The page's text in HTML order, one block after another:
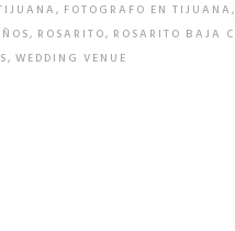
, FOTOGRAFO EN TIJUANA,
, ROSARITO, ROSARITO BAJA
, WEDDING VENUE